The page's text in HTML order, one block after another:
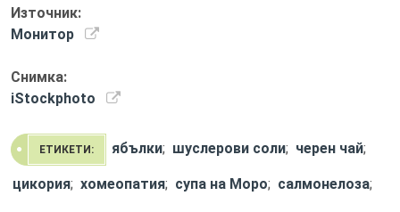
Източник:
Монитор
Снимка:
iStockphoto
ЕТИКЕТИ: ябълки; шуслерови соли; черен чай;
цикория; хомеопатия; супа на Моро; салмонелоза;